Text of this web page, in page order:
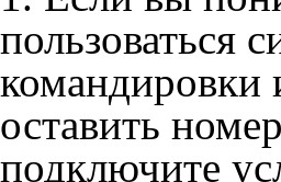
пользоваться
командировки
оставить
подключите